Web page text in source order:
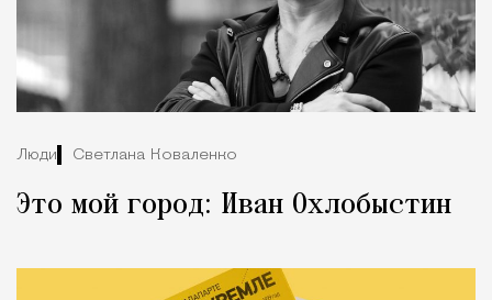
Люди Светлана Коваленко
Это мой город: Иван Охлобыстин